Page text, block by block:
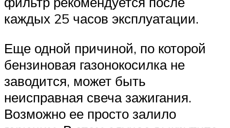
каждых 25 часов эксплуатации.
Еще одной причиной, по которой
бензиновая газонокосилка не
заводится, может быть
неисправная свеча зажигания.
Возможно ее просто залило